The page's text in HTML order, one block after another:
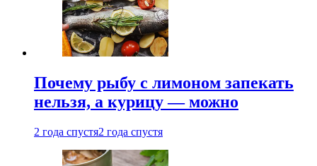
Почему рыбу с лимоном запекать
нельзя, а курицу — можно
2 года спустя2 года спустя